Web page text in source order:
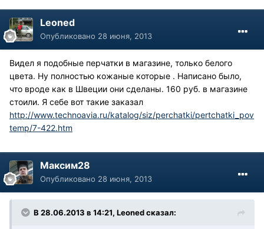
Leoned
Опубликовано 28 июня, 2013
Видел я подобные перчатки в магазине, только белого
цвета. Ну полностью кожаные которые . Написано было,
что вроде как в Швеции они сделаны. 160 руб. в магазине
стоили. Я себе вот такие заказал
http://www.technoavia.ru/katalog/siz/perchatki/pertchatki_pov
temp/7-422.htm
Максим28
Опубликовано 28 июня, 2013
В 28.06.2013 в 14:21, Leoned сказал: